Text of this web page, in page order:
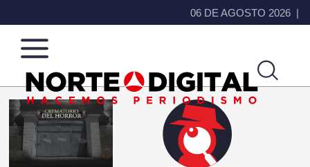
06 DE AGOSTO 2026
Norte
de
Ciudad
Más
que
noticias,